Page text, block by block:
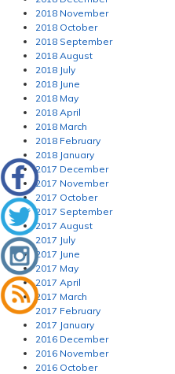
2018 November
2018 October
2018 September
2018 August
2018 July
2018 June
2018 May
2018 April
2018 March
2018 February
2018 January
2017 December
2017 November
2017 October
2017 September
2017 August
2017 July
2017 June
2017 May
2017 April
2017 March
2017 February
2017 January
2016 December
2016 November
2016 October